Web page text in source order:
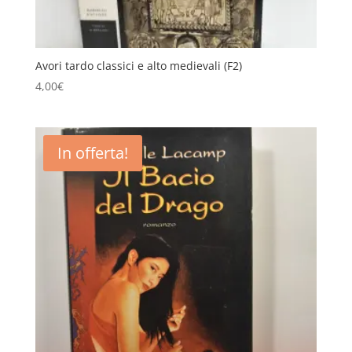
Avori tardo classici e alto medievali (F2)
4,00€
In offerta!